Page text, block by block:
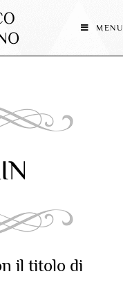
MENU
il titolo di